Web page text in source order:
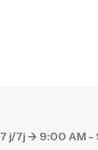
7 j/7j -> 9:00 AM -